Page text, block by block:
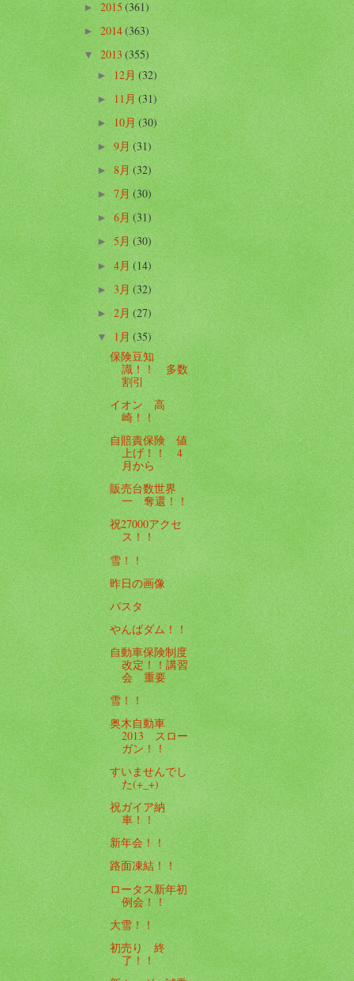
►2015(361)
►2014(363)
▼2013(355)
► 12月(32)
►11月(31)
►10月(30)
►9月(31)
►8月(32)
►7月(30)
►6月(31)
►5月(30)
►4月(14)
► 3月(32)
► 2月(27)
▼1月(35)
保険豆知
識！！ 多数
割引
イオン 高
崎！！
自賠責保険 値
上げ！！ 4
月から
販売台数世界
一 奪還！！
祝27000アクセ
ス！！
雪！！
昨日の画像
パスタ
やんばダム！！
自動車保険制度
改定！！講習
会 重要
雪！！
奥木自動車
2013 スロー
ガン！！
すいませんでし
た(+_+)
祝ガイア納
車！！
新年会！！
路面凍結！！
ロータス新年初
例会！！
大雪！！
初売り 終
了！！